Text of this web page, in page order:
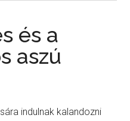
és a
aszú
indulnak kalandozni